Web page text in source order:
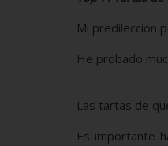
Mi predilección
He probado
Las tartas de
Es importante